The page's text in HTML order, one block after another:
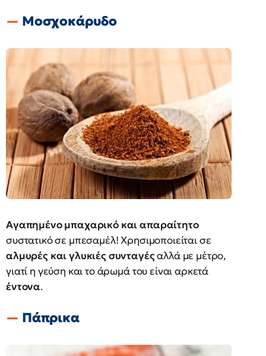
Μοσχοκάρυδο
Αγαπημένο μπαχαρικό και απαραίτητο
συστατικό σε μπεσαμέλ! Χρησιμοποιείται σε
αλμυρές και γλυκιές συνταγέςαλλά με μέτρο,
γιατί η γεύση και το άρωμά του είναι αρκετά
έντονα.
Πάπρικα